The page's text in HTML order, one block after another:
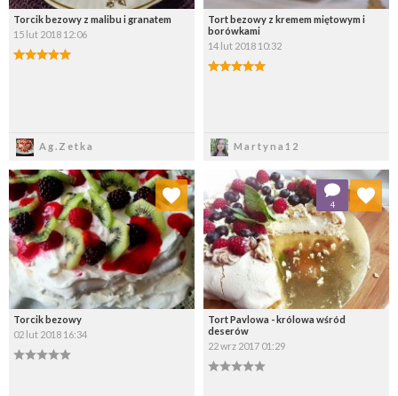
Torcik bezowy z malibu i granatem
15 lut 2018 12:06
Ag.Zetka
Tort bezowy z kremem miętowym i
borówkami
14 lut 2018 10:32
Martyna12
Torcik bezowy
02 lut 2018 16:34
Dodaj do ulubionych
Wybierz listę:
Tort Pavlowa - królowa wśród
deserów
22 wrz 2017 01:29
4
Dodaj do ulubionych
Wybierz listę: